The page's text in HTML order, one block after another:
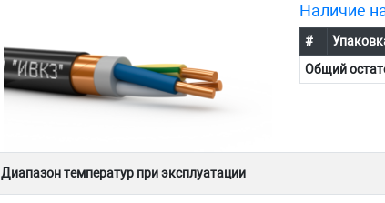
Наличие
#
Общий
Диапазон температур при эксплуатации